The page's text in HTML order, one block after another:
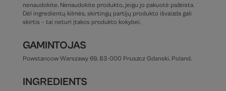
nenaudokite. Nenaudokite produkto, jeigu jo pakuotė pažeista.
Dėl ingredientų kilmės, skirtingų partijų produkto išvaizda gali
skirtis – tai neturi įtakos produkto kokybei.
GAMINTOJAS
Powstancow Warszawy 69, 83-000 Pruszcz Gdanski, Poland.
INGREDIENTS